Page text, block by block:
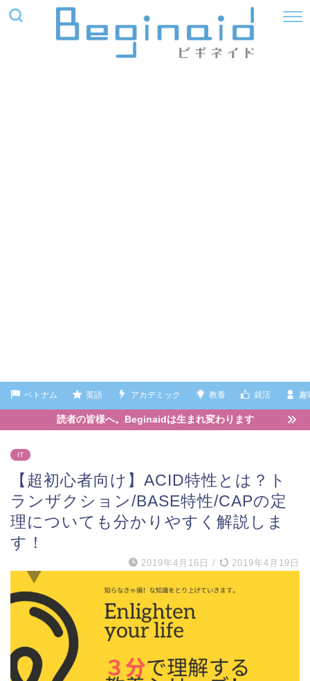
ベトナム 英語 アカデミック 教養 就活 趣
読者の皆様へ。Beginaidは生まれ変わります
IT
【超初心者向け】ACID特性とは？ト
ランザクション/BASE特性/CAPの定
理についても分かりやすく解説しま
す！
2019年4月16日 / 2019年4月19日